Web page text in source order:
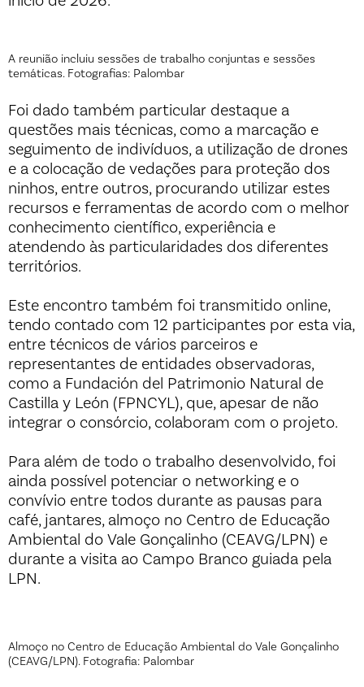
A reunião incluiu sessões de trabalho conjuntas e sessões
temáticas. Fotografias: Palombar
Foi dado também particular destaque a
questões mais técnicas, como a marcação e
seguimento de indivíduos, a utilização de drones
e a colocação de vedações para proteção dos
ninhos, entre outros, procurando utilizar estes
recursos e ferramentas de acordo com o melhor
conhecimento científico, experiência e
atendendo às particularidades dos diferentes
territórios.
Este encontro também foi transmitido online,
tendo contado com 12 participantes por esta via,
entre técnicos de vários parceiros e
representantes de entidades observadoras,
como a Fundación del Patrimonio Natural de
Castilla y León (FPNCYL), que, apesar de não
integrar o consórcio, colaboram com o projeto.
Para além de todo o trabalho desenvolvido, foi
ainda possível potenciar o networking e o
convívio entre todos durante as pausas para
café, jantares, almoço no Centro de Educação
Ambiental do Vale Gonçalinho (CEAVG/LPN) e
durante a visita ao Campo Branco guiada pela
LPN.
Almoço no Centro de Educação Ambiental do Vale Gonçalinho
(CEAVG/LPN). Fotografia: Palombar